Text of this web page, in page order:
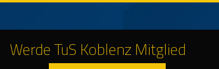
Werde TuS Koblenz Mitglied